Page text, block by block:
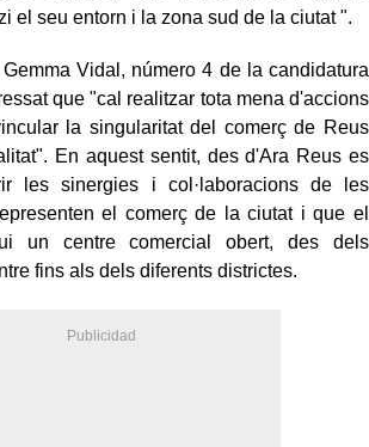
el seu entorn i la zona sud de la ciutat ".
Vidal, número 4 de la candidatura
que "cal realitzar tota mena d'accions
la singularitat del comerç de Reus
En aquest sentit, des d'Ara Reus es
les sinergies i col·laboracions de les
el comerç de la ciutat i que el
un centre comercial obert, des dels
fins als dels diferents districtes.